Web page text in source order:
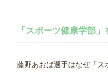
「スポーツ健康学部
藤野あおば選手はなぜ「ス